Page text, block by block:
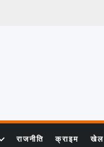
राजनीति क्राइम खेल